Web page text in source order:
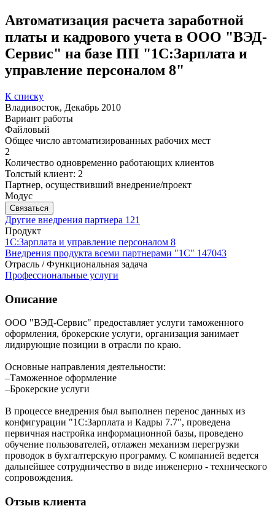
Автоматизация расчета заработной
платы и кадрового учета в ООО "ВЭД-
Сервис" на базе ПП "1С:Зарплата и
управление персоналом 8"
К списку
Владивосток, Декабрь 2010
Вариант работы
Файловый
Общее число автоматизированных рабочих мест
2
Количество одновременно работающих клиентов
Толстый клиент: 2
Партнер, осуществивший внедрение/проект
Модус
Связаться
Другие внедрения партнера 121
Продукт
1С:Зарплата и управление персоналом 8
Внедрения продукта всеми партнерами "1С" 147043
Отрасль / Функциональная задача
Профессиональные услуги
Описание
ООО "ВЭД-Сервис" предоставляет услуги таможенного
оформления, брокерские услуги, организация занимает
лидирующие позиции в отрасли по краю.
Основные направления деятельности:
–Таможенное оформление
–Брокерские услуги
В процессе внедрения был выполнен перенос данных из
конфигурации "1С:Зарплата и Кадры 7.7", проведена
первичная настройка информационной базы, проведено
обучение пользователей, отлажен механизм перегрузки
проводок в бухгалтерскую программу. С компанией ведется
дальнейшее сотрудничество в виде инженерно - технического
сопровождения.
Отзыв клиента